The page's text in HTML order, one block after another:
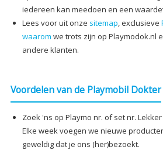
iedereen kan meedoen en een
Lees voor uit onze sitemap, exclusieve
waarom we trots zijn op Playmodok.nl
andere klanten.
Voordelen van de Playmobil Dokter
Zoek 'ns op Playmo nr. of set nr.
Elke week voegen we nieuwe
geweldig dat je ons (her)bezoekt.